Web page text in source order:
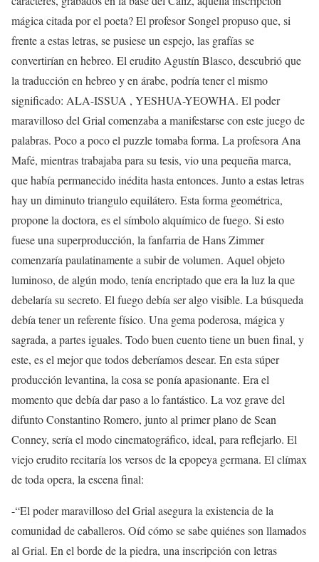
mágica citada por el poeta? El profesor Songel propuso que, si
frente a estas letras, se pusiese un espejo, las grafías se
convertirían en hebreo. El erudito Agustín Blasco, descubrió que
la traducción en hebreo y en árabe, podría tener el mismo
significado: ALA-ISSUA , YESHUA-YEOWHA. El poder
maravilloso del Grial comenzaba a manifestarse con este juego de
palabras. Poco a poco el puzzle tomaba forma. La profesora Ana
Mafé, mientras trabajaba para su tesis, vio una pequeña marca,
que había permanecido inédita hasta entonces. Junto a estas letras
hay un diminuto triangulo equilátero. Esta forma geométrica,
propone la doctora, es el símbolo alquímico de fuego. Si esto
fuese una superproducción, la fanfarria de Hans Zimmer
comenzaría paulatinamente a subir de volumen. Aquel objeto
luminoso, de algún modo, tenía encriptado que era la luz la que
debelaría su secreto. El fuego debía ser algo visible. La búsqueda
debía tener un referente físico. Una gema poderosa, mágica y
sagrada, a partes iguales. Todo buen cuento tiene un buen final, y
este, es el mejor que todos deberíamos desear. En esta súper
producción levantina, la cosa se ponía apasionante. Era el
momento que debía dar paso a lo fantástico. La voz grave del
difunto Constantino Romero, junto al primer plano de Sean
Conney, sería el modo cinematográfico, ideal, para reflejarlo. El
viejo erudito recitaría los versos de la epopeya germana. El clímax
de toda opera, la escena final:
-“El poder maravilloso del Grial asegura la existencia de la
comunidad de caballeros. Oíd cómo se sabe quiénes son llamados
al Grial. En el borde de la piedra, una inscripción con letras